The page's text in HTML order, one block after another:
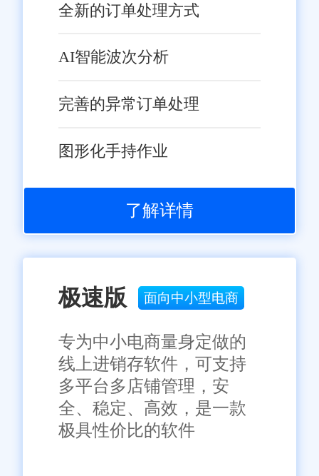
全新的订单处理方式
AI智能波次分析
完善的异常订单处理
图形化手持作业
了解详情
极速版 面向中小型电商
专为中小电商量身定做的
线上进销存软件，可支持
多平台多店铺管理，安
全、稳定、高效，是一款
极具性价比的软件